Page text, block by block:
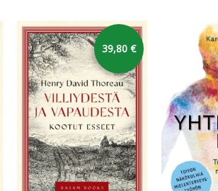
39,80 €